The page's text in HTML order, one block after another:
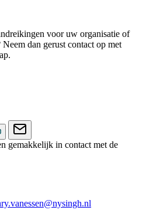
voor uw organisatie of
dan gerust contact op met
gemakkelijk in contact met de